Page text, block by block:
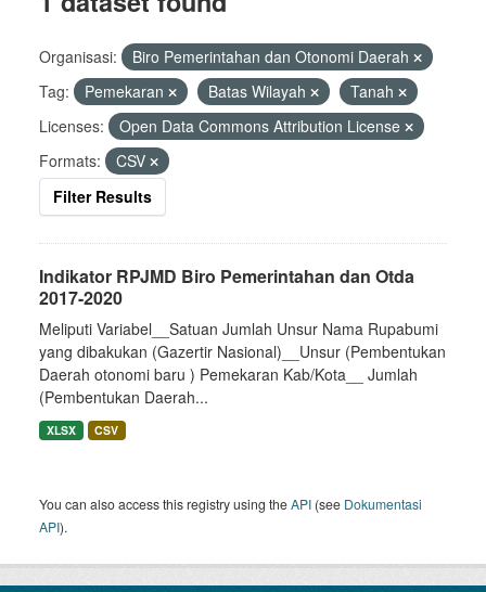
Organisasi:
Biro Pemerintahan dan Otonomi Daerah
Tag:
Pemekaran Batas Wilayah
Tanah
Licenses:
Open Data Commons Attribution License
Formats:
CSV
Filter Results
Indikator RPJMD Biro Pemerintahan dan Otda
2017-2020
Meliputi Variabel__Satuan Jumlah Unsur Nama Rupabumi
yang dibakukan (Gazertir Nasional)__Unsur (Pembentukan
Daerah otonomi baru ) Pemekaran Kab/Kota__ Jumlah
(Pembentukan Daerah...
XLSX CSV
You can also access this registry using theAPI (see Dokumentasi
API).